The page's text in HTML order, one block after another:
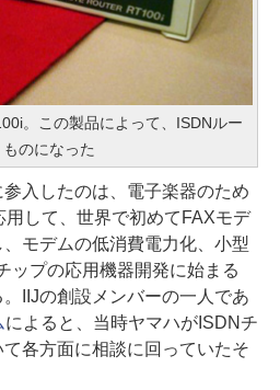
。この製品によって、ISDNルー
のになった
入したのは、電子楽器のため
して、世界で初めてFAXモデ
モデムの低消費電力化、小型
ップの応用機器開発に始まる
IIJの創設メンバーの一人であ
によると、当時ヤマハがISDNチ
各方面に相談に回っていたそ